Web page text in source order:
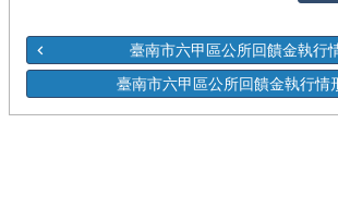
臺南市六甲區公所回饋金執行
臺南市六甲區公所回饋金執行情